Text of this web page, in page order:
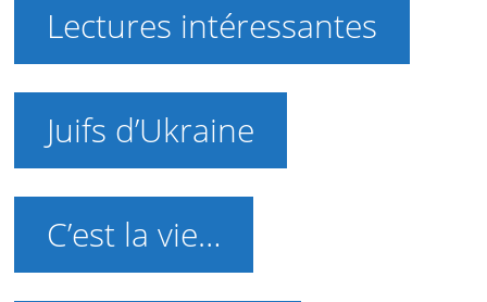
Lectures intéressantes
Juifs d’Ukraine
C’est la vie…